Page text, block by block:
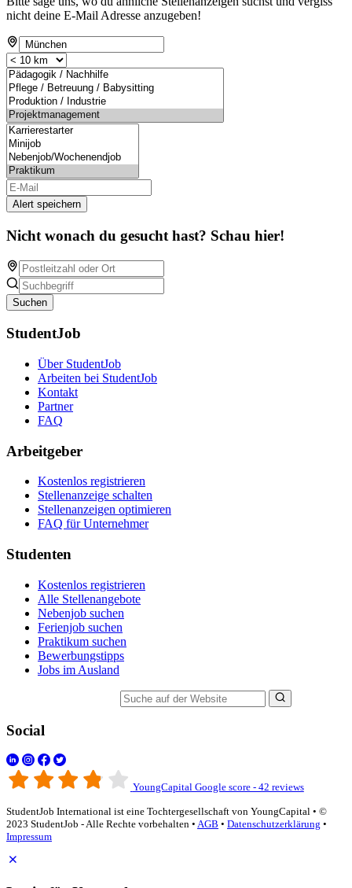
nicht deine E-Mail Adresse anzugeben!
Alert speichern
Nicht wonach du gesucht hast? Schau hier!
Suchen
StudentJob
Über StudentJob
Arbeiten bei StudentJob
Kontakt
Partner
FAQ
Arbeitgeber
Kostenlos registrieren
Stellenanzeige schalten
Stellenanzeigen optimieren
FAQ für Unternehmer
Studenten
Kostenlos registrieren
Alle Stellenangebote
Nebenjob suchen
Ferienjob suchen
Praktikum suchen
Bewerbungstipps
Jobs im Ausland
Social
YoungCapital Google score - 42 reviews
StudentJob International ist eine Tochtergesellschaft von YoungCapital • ©
2023 StudentJob - Alle Rechte vorbehalten • AGB • Datenschutzerklärung •
Impressum